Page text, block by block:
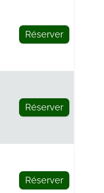
Réserver
Réserver
Réserver